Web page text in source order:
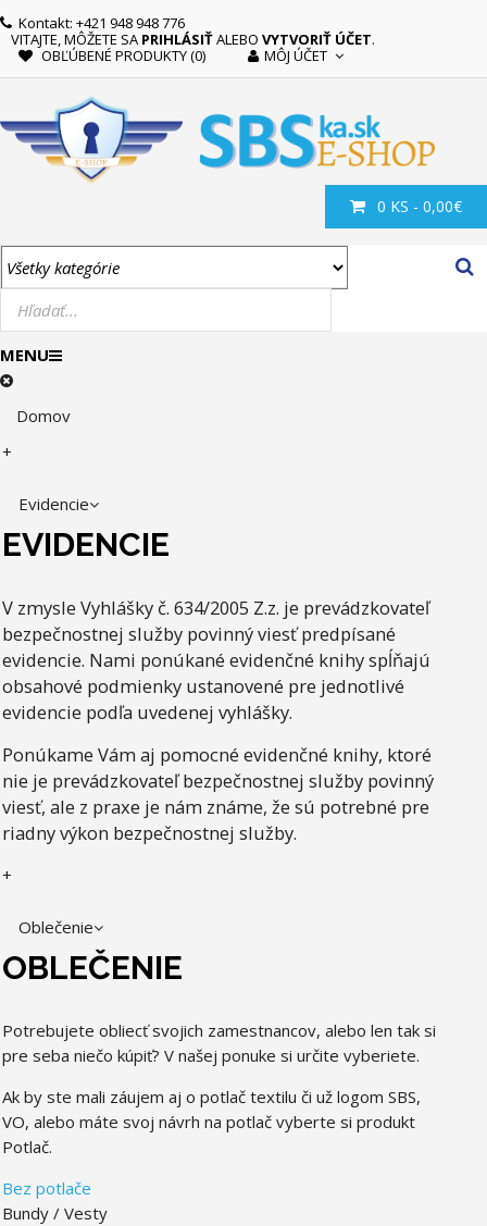
Kontakt: +421 948 948 776
VITAJTE, MÔŽETE SA PRIHLÁSIŤALEBO VYTVORIŤ ÚČET.
OBĽÚBENÉ PRODUKTY (0)
MÔJ ÚČET
0 KS - 0,00€
MENU
Domov
+
Evidencie
EVIDENCIE
V zmysle Vyhlášky č. 634/2005 Z.z. je prevádzkovateľ
bezpečnostnej služby povinný viesť predpísané
evidencie. Nami ponúkané evidenčné knihy spĺňajú
obsahové podmienky ustanovené pre jednotlivé
evidencie podľa uvedenej vyhlášky.
Ponúkame Vám aj pomocné evidenčné knihy, ktoré
nie je prevádzkovateľ bezpečnostnej služby povinný
viesť, ale z praxe je nám známe, že sú potrebné pre
riadny výkon bezpečnostnej služby.
+
Oblečenie
OBLEČENIE
Potrebujete obliecť svojich zamestnancov, alebo len tak si
pre seba niečo kúpiť? V našej ponuke si určite vyberiete.
Ak by ste mali záujem aj o potlač textilu či už logom SBS,
VO, alebo máte svoj návrh na potlač vyberte si produkt
Potlač.
Bez potlače
Bundy / Vesty